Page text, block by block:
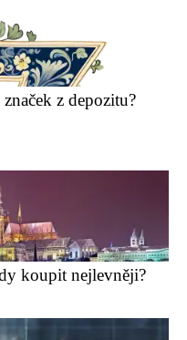
z depozitu?
koupit nejlevněji?